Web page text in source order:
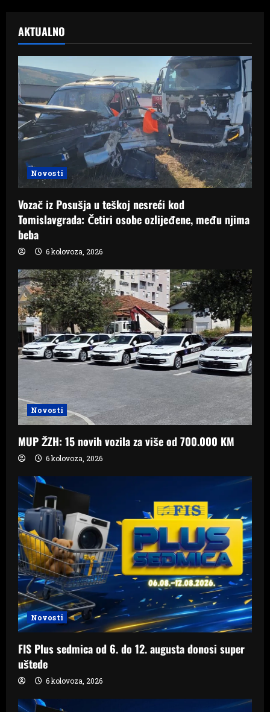
AKTUALNO
Novosti
Vozač iz Posušja u teškoj nesreći kod
Tomislavgrada: Četiri osobe ozlijeđene, među njima
beba
6 kolovoza, 2026
Novosti
MUP ŽZH: 15 novih vozila za više od 700.000 KM
6 kolovoza, 2026
Novosti
FIS Plus sedmica od 6. do 12. augusta donosi super
uštede
6 kolovoza, 2026